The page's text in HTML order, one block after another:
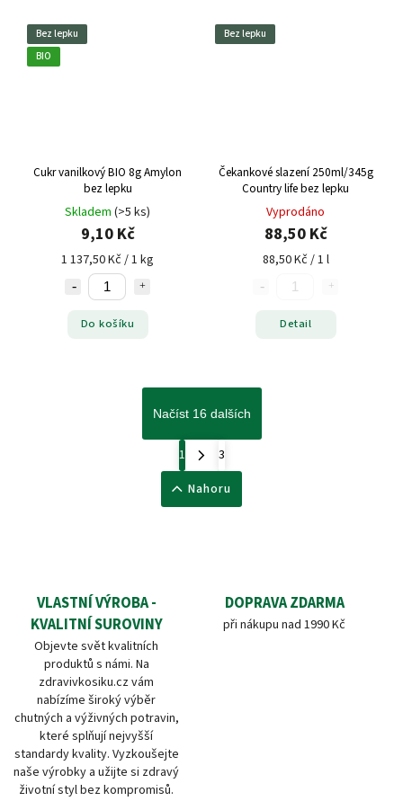
Bez lepku
BIO
Cukr vanilkový BIO 8g Amylon
bez lepku
Skladem (>5 ks)
9,10 Kč
1 137,50 Kč / 1 kg
Do košíku
Bez lepku
Čekankové slazení 250ml/345g
Country life bez lepku
Vyprodáno
88,50 Kč
88,50 Kč / 1 l
Detail
Načíst 16 dalších
1
3
Nahoru
VLASTNÍ VÝROBA -
KVALITNÍ SUROVINY
Objevte svět kvalitních
produktů s námi. Na
zdravivkosiku.cz vám
nabízíme široký výběr
chutných a výživných potravin,
které splňují nejvyšší
standardy kvality. Vyzkoušejte
naše výrobky a užijte si zdravý
životní styl bez kompromisů.
DOPRAVA ZDARMA
při nákupu nad 1990 Kč